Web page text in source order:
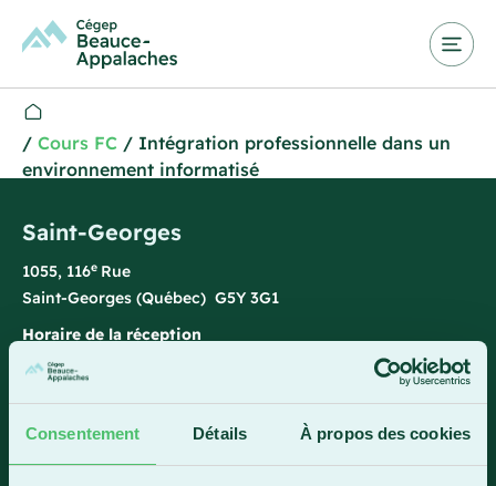
Consentement Détails À propos des cookies
/ Cours FC / Intégration professionnelle dans un
environnement informatisé
Saint-Georges
1055, 116e Rue
Saint-Georges (Québec) G5Y 3G1
Horaire de la réception
Lundi-vendredi : 7 h 45 à 15 h 45
1 800 893-5111